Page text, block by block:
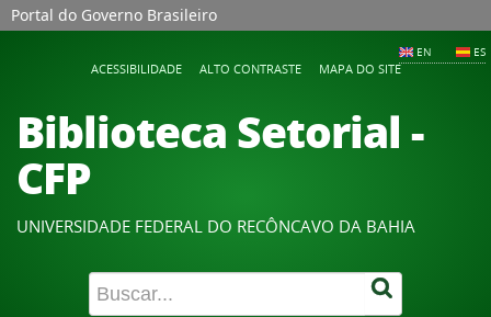
Portal do Governo Brasileiro
EN ES
ACESSIBILIDADE ALTO CONTRASTE MAPA DO SITE
Biblioteca Setorial -
CFP
UNIVERSIDADE FEDERAL DO RECÔNCAVO DA BAHIA